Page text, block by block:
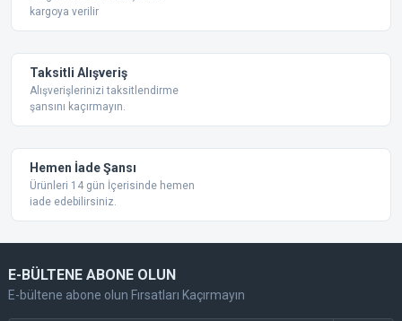
kargoya verilir
Taksitli Alışveriş
Alışverişlerinizi taksitlendirme
şansını kaçırmayın.
Hemen İade Şansı
Ürünleri 14 gün İçerisinde hemen
iade edebilirsiniz.
E-BÜLTENE ABONE OLUN
E-bültene abone olun Fırsatları Kaçırmayın